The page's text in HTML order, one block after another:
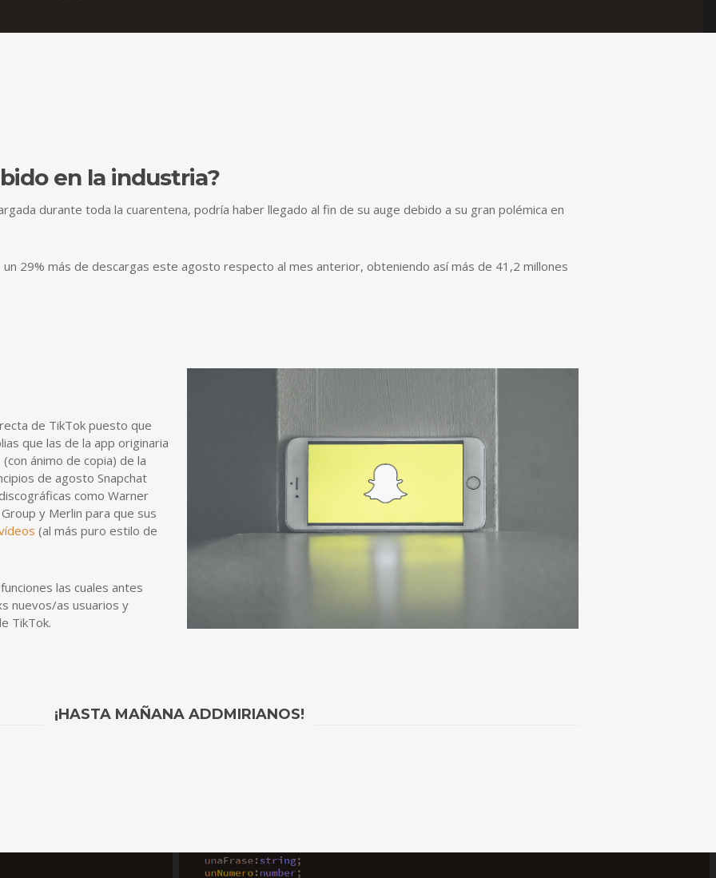
en la industria?
durante toda la cuarentena, podría haber llegado al fin de su auge debido a su gran polémica en
29% más de descargas este agosto respecto al mes anterior, obteniendo así más de 41,2 millones
de TikTok puesto que
que las de la app originaria
ánimo de copia) de la
de agosto Snapchat
como Warner
y Merlin para que sus
(al más puro estilo de
las cuales antes
nuevos/as usuarios y
TikTok.
¡HASTA MAÑANA ADDMIRIANOS!